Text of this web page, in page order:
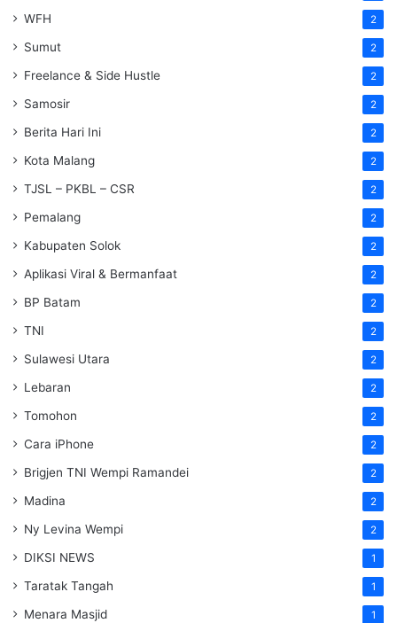
WFH 2
Sumut 2
Freelance & Side Hustle 2
Samosir 2
Berita Hari Ini 2
Kota Malang 2
TJSL – PKBL – CSR 2
Pemalang 2
Kabupaten Solok 2
Aplikasi Viral & Bermanfaat 2
BP Batam 2
TNI 2
Sulawesi Utara 2
Lebaran 2
Tomohon 2
Cara iPhone 2
Brigjen TNI Wempi Ramandei 2
Madina 2
Ny Levina Wempi 2
DIKSI NEWS 1
Taratak Tangah 1
Menara Masjid 1